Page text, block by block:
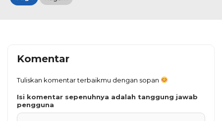
Komentar
Tuliskan komentar terbaikmu dengan sopan
Isi komentar sepenuhnya adalah tanggung jawab
pengguna